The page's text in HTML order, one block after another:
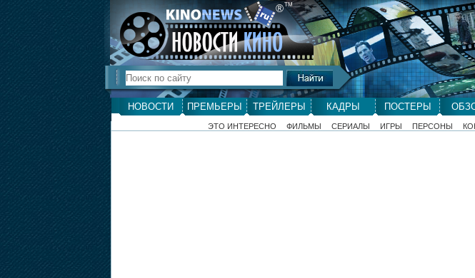
®ТМ
НОВОСТИ ПРЕМЬЕРЫ ТРЕЙЛЕРЫ КАДРЫ ПОСТЕРЫ
ЭТО ИНТЕРЕСНО ФИЛЬМЫ СЕРИАЛЫ ИГРЫ ПЕРСОНЫ